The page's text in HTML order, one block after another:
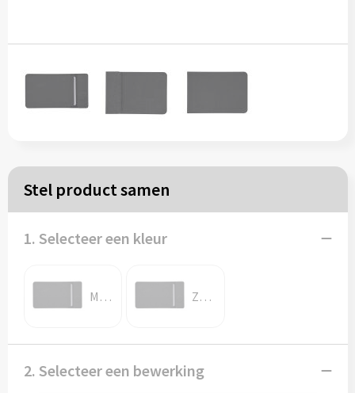
Zakelijk
Schoudertassen
Schrijf & papierwaren
Potloden
Stel product samen
1. Selecteer een kleur
Marine blauw Zwart
2. Selecteer een bewerking